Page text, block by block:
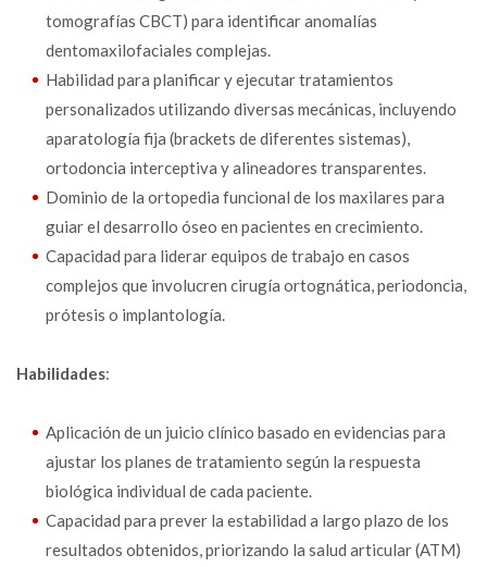
tomografías CBCT) para identificar anomalías
dentomaxilofaciales complejas.
Habilidad para planificar y ejecutar tratamientos
personalizados utilizando diversas mecánicas, incluyendo
aparatología fija (brackets de diferentes sistemas),
ortodoncia interceptiva y alineadores transparentes.
Dominio de la ortopedia funcional de los maxilares para
guiar el desarrollo óseo en pacientes en crecimiento.
Capacidad para liderar equipos de trabajo en casos
complejos que involucren cirugía ortognática, periodoncia,
prótesis o implantología.
Habilidades:
Aplicación de un juicio clínico basado en evidencias para
ajustar los planes de tratamiento según la respuesta
biológica individual de cada paciente.
Capacidad para prever la estabilidad a largo plazo de los
resultados obtenidos, priorizando la salud articular (ATM)